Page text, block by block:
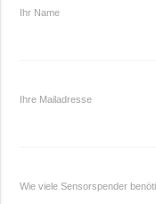
Ihr Name
Ihre Mailadresse
Wie viele Sensorspender